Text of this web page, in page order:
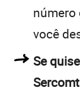
número
você
Se